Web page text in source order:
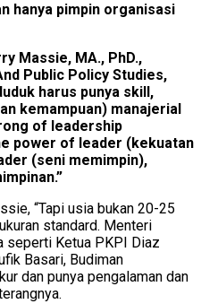
hanya pimpin organisasi
Massie, MA., PhD.,
Public Policy Studies,
harus punya skill,
kemampuan) manajerial
of leadership
power of leader (kekuatan
(seni memimpin),
“Tapi usia bukan 20-25
standard. Menteri
Ketua PKPI Diaz
Basari, Budiman
dan punya pengalaman dan